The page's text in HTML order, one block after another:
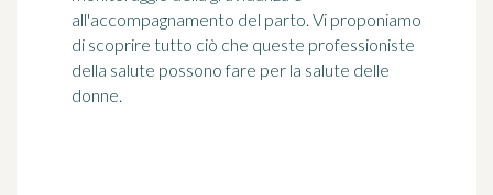
all'accompagnamento del parto. Vi proponiamo
di scoprire tutto ciò che queste professioniste
della salute possono fare per la salute delle
donne.